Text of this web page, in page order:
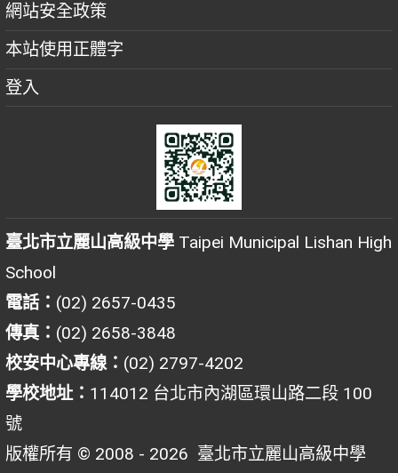
網站安全政策
本站使用正體字
登入
臺北市立麗山高級中學 Taipei Municipal Lishan High
School
電話： (02) 2657-0435
傳真： (02) 2658-3848
校安中心專線： (02) 2797-4202
學校地址： 114012 台北市內湖區環山路二段 100
號
版權所有 © 2008 - 2026 臺北市立麗山高級中學